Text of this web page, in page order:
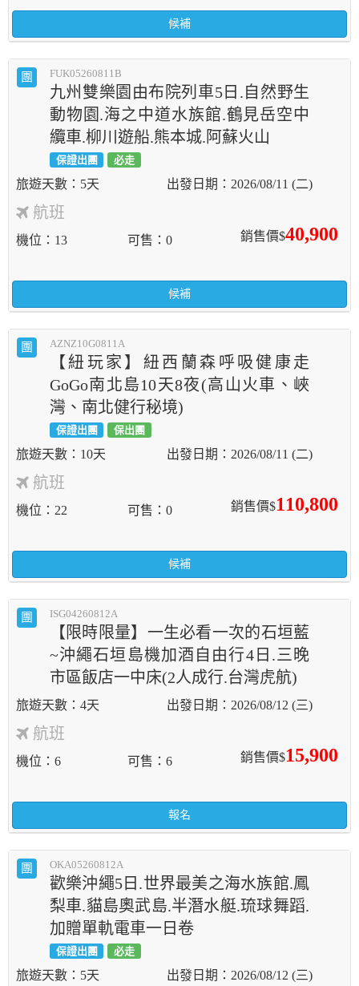
候補
團 FUK05260811B
九州雙樂園由布院列車5日.自然野生
動物園.海之中道水族館.鶴見岳空中
纜車.柳川遊船.熊本城.阿蘇火山
保證出團 必走
5天 2026/08/11 (二)
航班
銷售價$40,900
機位 13 可售 0
候補
團 AZNZ10G0811A
【紐玩家】紐西蘭森呼吸健康走
GoGo南北島10天8夜(高山火車、峽
灣、南北健行秘境)
保證出團 保出團
10天 2026/08/11 (二)
航班
銷售價$110,800
機位 22 可售 0
候補
團 ISG04260812A
【限時限量】一生必看一次的石垣藍
~沖繩石垣島機加酒自由行4日.三晚
市區飯店一中床(2人成行.台灣虎航)
4天 2026/08/12 (三)
航班
銷售價$15,900
機位 6 可售 6
報名
團 OKA05260812A
歡樂沖繩5日.世界最美之海水族館.鳳
梨車.貓島奧武島.半潛水艇.琉球舞蹈.
加贈單軌電車一日卷
保證出團 必走
5天 2026/08/12 (三)